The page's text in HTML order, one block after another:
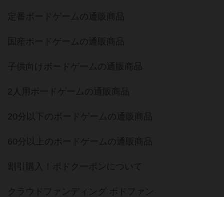
定番ボードゲームの通販商品
国産ボードゲームの通販商品
子供向けボードゲームの通販商品
2人用ボードゲームの通販商品
20分以下のボードゲームの通販商品
60分以上のボードゲームの通販商品
割引購入！ボドクーポンについて
クラウドファンディング ボドファン